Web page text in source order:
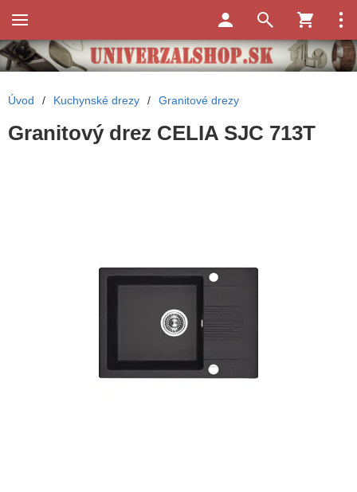
Úvod / Kuchynské drezy / Granitové drezy
Granitový drez CELIA SJC 713T